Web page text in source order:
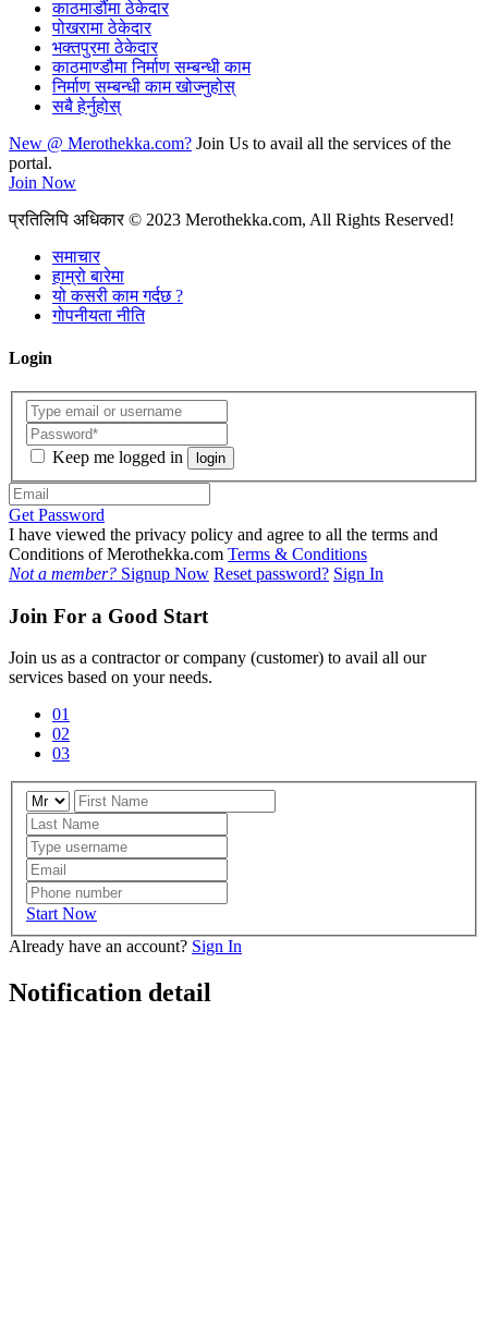
काठमाडौंमा ठेकेदार
पोखरामा ठेकेदार
भक्तपुरमा ठेकेदार
काठमाण्डौमा निर्माण सम्बन्धी काम
निर्माण सम्बन्धी काम खोज्नुहोस्
सबै हेर्नुहोस्
New @ Merothekka.com? Join Us to avail all the services of the
portal.
Join Now
प्रतिलिपि अधिकार© 2023 Merothekka.com, All Rights Reserved!
समाचार
हाम्रो बारेमा
यो कसरी काम गर्दछ ?
गोपनीयता नीति
Login
Keep me logged in login
Get Password
I have viewed the privacy policy and agree to all the terms and
Conditions of Merothekka.com Terms & Conditions
Not a member? Signup Now Reset password? Sign In
Join For a Good Start
Join us as a contractor or company (customer) to avail all our
services based on your needs.
01
02
03
Start Now
Already have an account? Sign In
Notification detail